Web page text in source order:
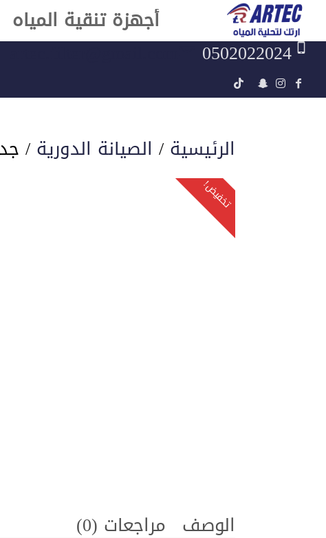
أجهزة تنقية المياه
0502022024
الرئيسية / الصيانة الدورية /
تخفيض!
الوصف مراجعات (0)